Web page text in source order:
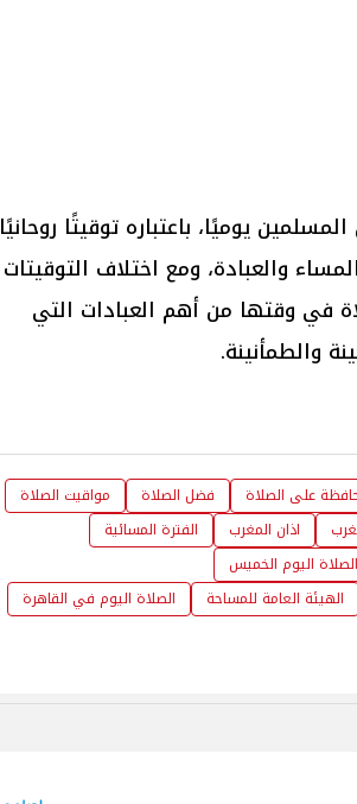
يوميًا، باعتباره توقيتًا روحانيًا
والعبادة، ومع اختلاف التوقيتات
في وقتها من أهم العبادات التي
والطمأنينة.
على الصلاة فضل الصلاة
مواقيت الصلاة
اذان المغرب
الفترة المسائية
اليوم الخميس
الهيئة العامة للمساحة
الصلاة اليوم في القاهرة